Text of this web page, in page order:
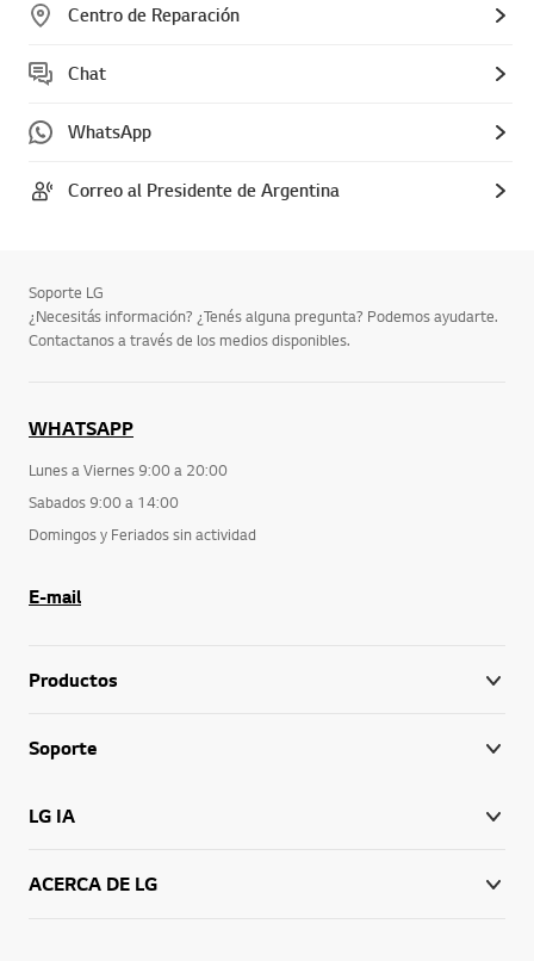
Centro de Reparación
Chat
WhatsApp
Correo al Presidente de Argentina
Soporte LG
¿Necesitás información? ¿Tenés alguna pregunta? Podemos ayudarte.
Contactanos a través de los medios disponibles.
WHATSAPP
Lunes a Viernes 9:00 a 20:00
Sabados 9:00 a 14:00
Domingos y Feriados sin actividad
E-mail
Productos
Soporte
LG IA
ACERCA DE LG